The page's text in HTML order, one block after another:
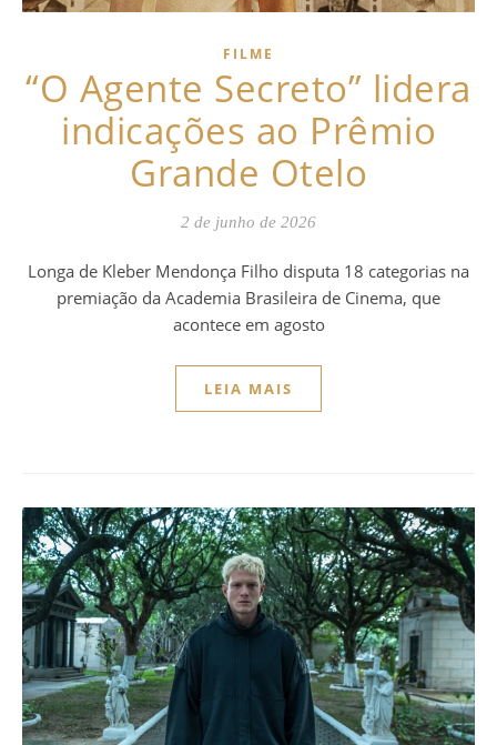
FILME
“O Agente Secreto” lidera
indicações ao Prêmio
Grande Otelo
2 de junho de 2026
Longa de Kleber Mendonça Filho disputa 18 categorias na
premiação da Academia Brasileira de Cinema, que
acontece em agosto
LEIA MAIS